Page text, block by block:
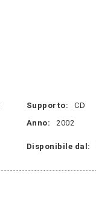
Supporto:
CD
Anno: 2002
Disponibile dal: